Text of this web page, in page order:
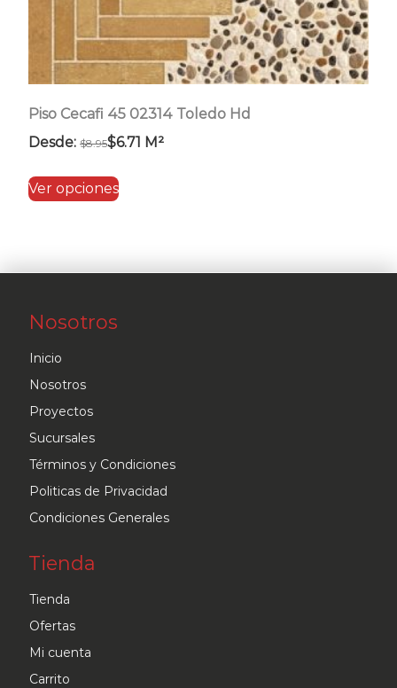
Piso Cecafi 45 02314 Toledo Hd
Desde: $8.95$6.71 M²
Ver opciones
variantes.
página
de
producto
Nosotros
Inicio
Nosotros
Proyectos
Sucursales
Términos y Condiciones
Politicas de Privacidad
Condiciones Generales
Tienda
Tienda
Ofertas
Mi cuenta
Carrito